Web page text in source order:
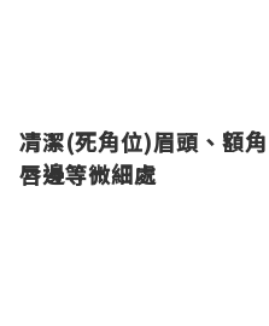
凊潔(死角位)眉頭、額
唇邊等微細處